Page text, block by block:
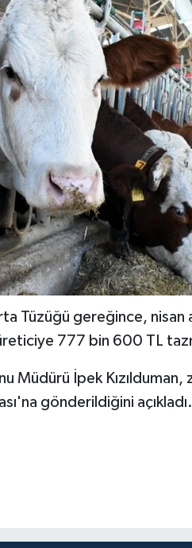
Tüzüğü gereğince, nisan
777 bin 600 TL
Müdürü İpek Kızılduman,
gönderildiğini açıkladı.